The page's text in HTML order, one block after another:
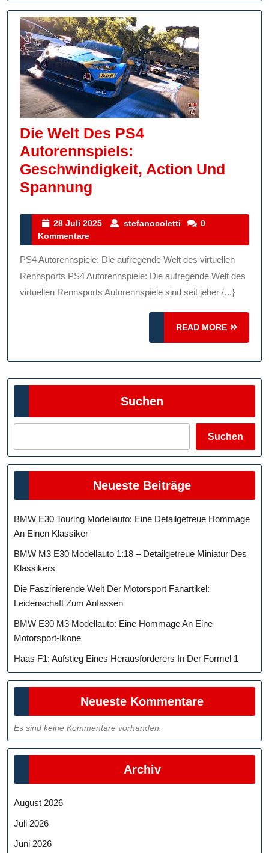
Die Welt Des PS4
Autorennspiels:
Geschwindigkeit, Action Und
Spannung
Des
Autorennspiels:
Geschwindigkeit,
Action
28 Juli 2025
28
2025
stefanocoletti stefanocoletti
0
Kommentare
PS4 Autorennspiele: Die aufregende Welt des virtuellen
Rennsports PS4 Autorennspiele: Die aufregende Welt des
virtuellen Rennsports Autorennspiele sind seit jeher {...}
READ MORE
READ
MORE
Suchen
Suchen
Neueste Beiträge
BMW E30 Touring Modellauto: Eine Detailgetreue Hommage
An Einen Klassiker
BMW M3 E30 Modellauto 1:18 – Detailgetreue Miniatur Des
Klassikers
Die Faszinierende Welt Der Motorsport Fanartikel:
Leidenschaft Zum Anfassen
BMW E30 M3 Modellauto: Eine Hommage An Eine
Motorsport-Ikone
Haas F1: Aufstieg Eines Herausforderers In Der Formel 1
Neueste Kommentare
Es sind keine Kommentare vorhanden.
Archiv
August 2026
Juli 2026
Juni 2026